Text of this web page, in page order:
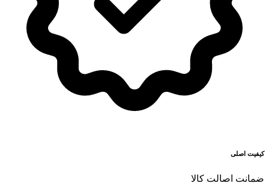
کیفیت اصلی
ضمانت اصالت کالا